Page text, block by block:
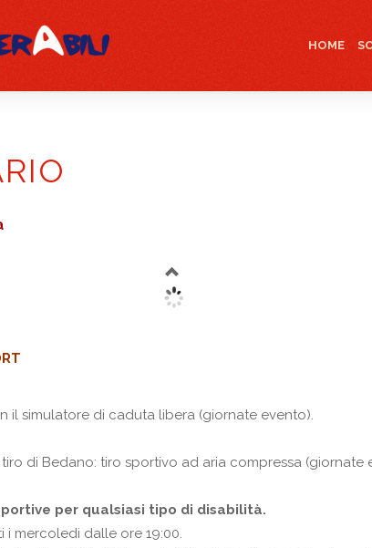
HOME
il simulatore di caduta libera (giornate evento).
di Bedano: tiro sportivo ad aria compressa (giornate
per qualsiasi tipo di disabilità.
i mercoledi dalle ore 19:00.